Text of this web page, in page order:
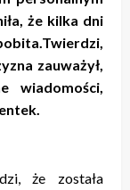
że kilka dni
zauważył,
wiadomości,
że została